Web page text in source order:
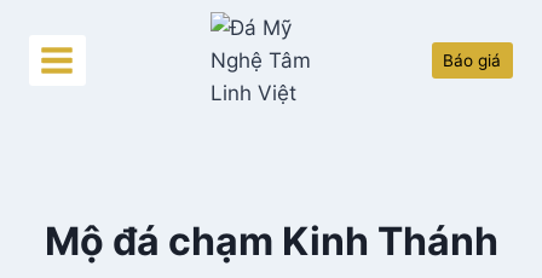
content
Báo giá
Mộ đá chạm Kinh Thánh